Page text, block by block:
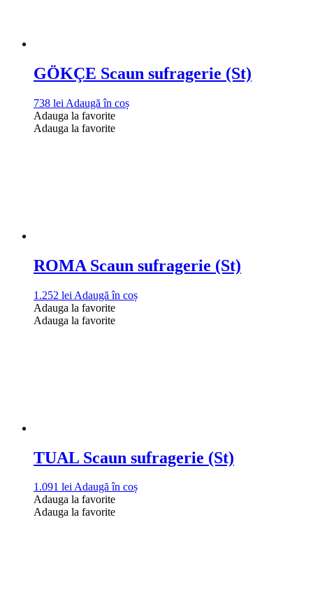
GÖKÇE Scaun sufragerie (St)
738 lei Adaugă în coș
Adauga la favorite
Adauga la favorite
ROMA Scaun sufragerie (St)
1.252 lei Adaugă în coș
Adauga la favorite
Adauga la favorite
TUAL Scaun sufragerie (St)
1.091 leiAdaugă în coș
Adauga la favorite
Adauga la favorite